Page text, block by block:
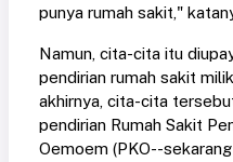
punya rumah sakit,"
Namun, cita-cita itu
pendirian rumah sakit
akhirnya, cita-cita
pendirian Rumah Sakit
Oemoem (PKO--